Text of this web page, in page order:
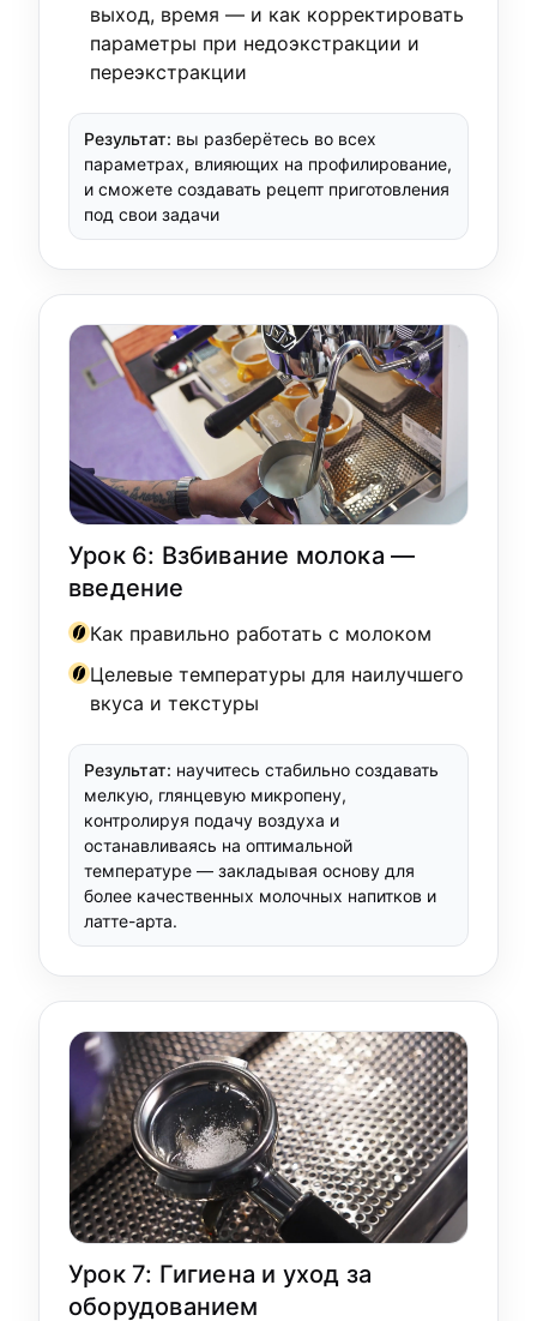
выход, время — и как корректировать
параметры при недоэкстракции и
переэкстракции
Результат: вы разберётесь во всех
параметрах, влияющих на профилирование,
и сможете создавать рецепт приготовления
под свои задачи
Урок 6: Взбивание молока —
введение
Как правильно работать с молоком
Целевые температуры для наилучшего
вкуса и текстуры
Результат: научитесь стабильно создавать
мелкую, глянцевую микропену,
контролируя подачу воздуха и
останавливаясь на оптимальной
температуре — закладывая основу для
более качественных молочных напитков и
латте-арта.
Урок 7: Гигиена и уход за
оборудованием